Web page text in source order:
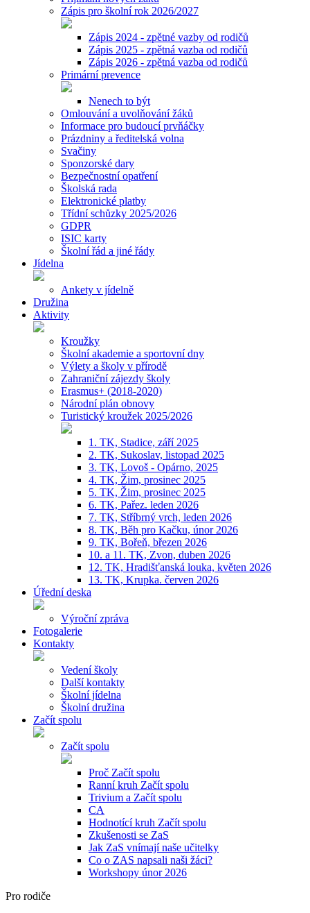
Zápis pro školní rok 2026/2027
Zápis 2024 - zpětné vazby od rodičů
Zápis 2025 - zpětná vazba od rodičů
Zápis 2026 - zpětná vazba od rodičů
Primární prevence
Nenech to být
Omlouvání a uvolňování žáků
Informace pro budoucí prvňáčky
Prázdniny a ředitelská volna
Svačiny
Sponzorské dary
Bezpečnostní opatření
Školská rada
Elektronické platby
Třídní schůzky 2025/2026
GDPR
ISIC karty
Školní řád a jiné řády
Jídelna
Ankety v jídelně
Družina
Aktivity
Kroužky
Školní akademie a sportovní dny
Výlety a školy v přírodě
Zahraniční zájezdy školy
Erasmus+ (2018-2020)
Národní plán obnovy
Turistický kroužek 2025/2026
1. TK, Stadice, září 2025
2. TK, Sukoslav, listopad 2025
3. TK, Lovoš - Opárno, 2025
4. TK, Žim, prosinec 2025
5. TK, Žim, prosinec 2025
6. TK, Pařez. leden 2026
7. TK, Stříbrný vrch, leden 2026
8. TK, Běh pro Kačku, únor 2026
9. TK, Bořeň, březen 2026
10. a 11. TK, Zvon, duben 2026
12. TK, Hradišťanská louka, květen 2026
13. TK, Krupka. červen 2026
Úřední deska
Výroční zpráva
Fotogalerie
Kontakty
Vedení školy
Další kontakty
Školní jídelna
Školní družina
Začít spolu
Začít spolu
Proč Začít spolu
Ranní kruh Začít spolu
Trivium a Začít spolu
CA
Hodnotící kruh Začít spolu
Zkušenosti se ZaS
Jak ZaS vnímají naše učitelky
Co o ZAS napsali naši žáci?
Workshopy únor 2026
Pro rodiče